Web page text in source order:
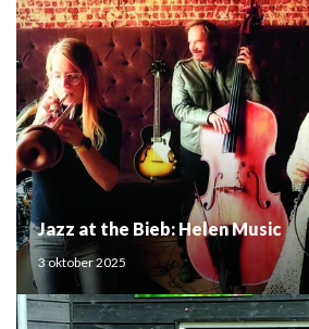
Jazz at the Bieb: Helen Music
3 oktober 2025